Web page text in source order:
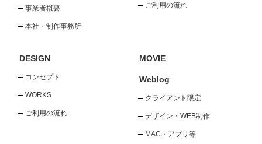
事業者概要
本社・制作事務所
ご利用の流れ
DESIGN
コンセプト
WORKS
ご利用の流れ
MOVIE
Weblog
クライアント限定
デザイン・WEB制作
MAC・アプリ等